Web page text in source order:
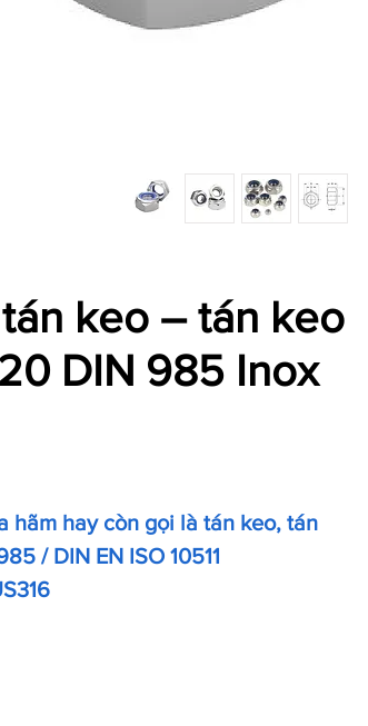
keo – tán keo
DIN 985 Inox
hãm hay còn gọi là tán keo, tán
/ DIN EN ISO 10511